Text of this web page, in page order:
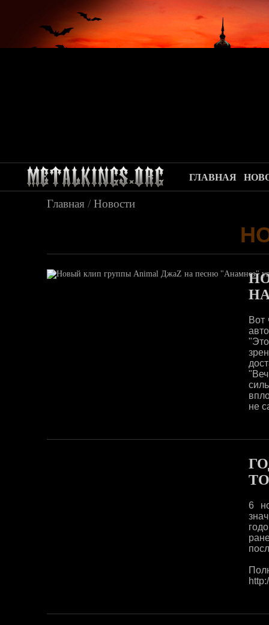
ГЛАВНАЯ
Главная /Новости
Вот
не
6